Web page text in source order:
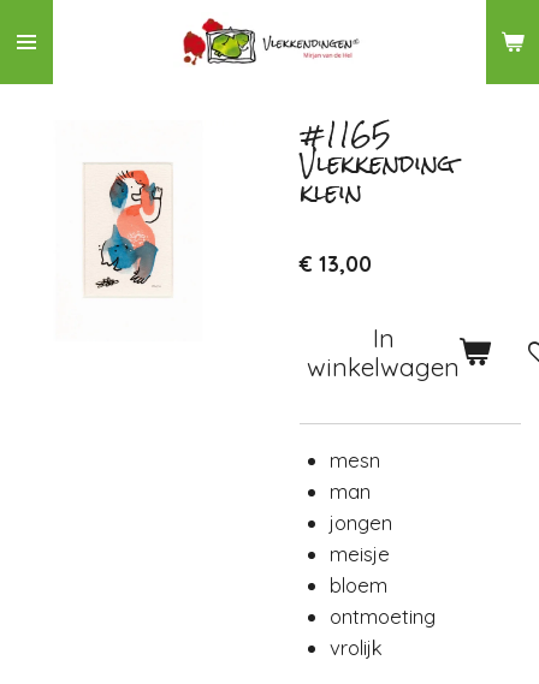
direct
naar
#1165
Vlekkending
klein
€ 13,00
In
winkelwagen
mesn
man
jongen
meisje
bloem
ontmoeting
vrolijk